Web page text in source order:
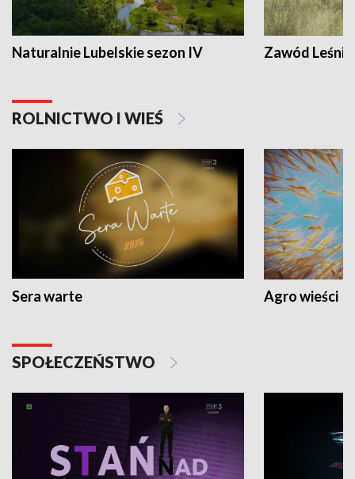
Naturalnie Lubelskie sezon IV Zawód Leśnik
ROLNICTWO I WIEŚ
Sera warte Agro wieści
SPOŁECZEŃSTWO